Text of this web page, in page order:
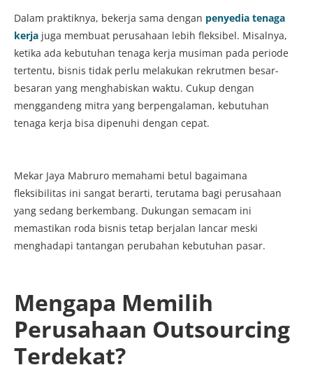
Dalam praktiknya, bekerja sama dengan penyedia tenaga
kerja juga membuat perusahaan lebih fleksibel. Misalnya,
ketika ada kebutuhan tenaga kerja musiman pada periode
tertentu, bisnis tidak perlu melakukan rekrutmen besar-
besaran yang menghabiskan waktu. Cukup dengan
menggandeng mitra yang berpengalaman, kebutuhan
tenaga kerja bisa dipenuhi dengan cepat.
Mekar Jaya Mabruro memahami betul bagaimana
fleksibilitas ini sangat berarti, terutama bagi perusahaan
yang sedang berkembang. Dukungan semacam ini
memastikan roda bisnis tetap berjalan lancar meski
menghadapi tantangan perubahan kebutuhan pasar.
Mengapa Memilih
Perusahaan Outsourcing
Terdekat?